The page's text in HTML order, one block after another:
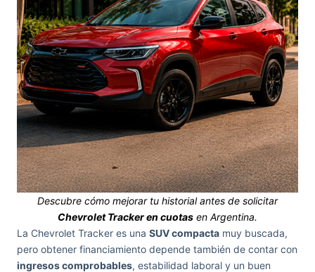
Descubre cómo mejorar tu historial antes de solicitar
Chevrolet Tracker en cuotas en Argentina.
La Chevrolet Tracker es una SUV compacta muy buscada,
pero obtener financiamiento depende también de contar con
ingresos comprobables, estabilidad laboral y un buen